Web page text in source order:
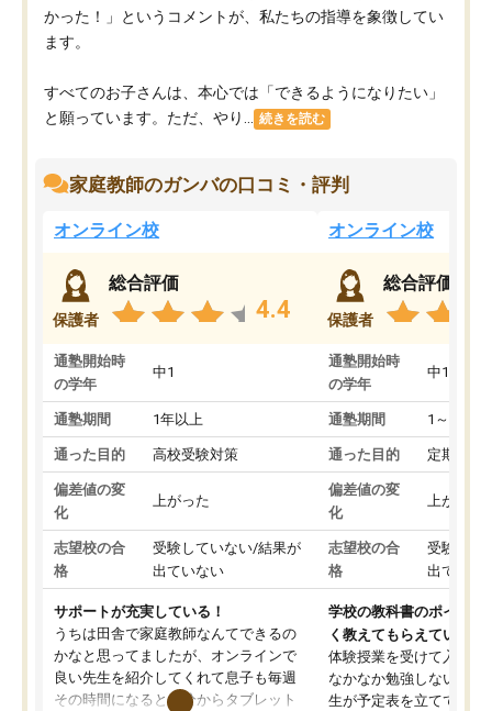
かった！」というコメントが、私たちの指導を象徴してい
ます。
すべてのお子さんは、本心では「できるようになりたい」
と願っています。ただ、やり...
続きを読む
家庭教師のガンバの口コミ・評判
オンライン校
保護者
総合評価
4.4
通塾開始時
の学年
中1
通塾期間 1年以上
通った目的 高校受験対策
偏差値の変
化
上がった
志望校の合
格
受験していない/結果が
出ていない
サポートが充実している！
うちは田舎で家庭教師なんてできるの
かなと思ってましたが、オンラインで
良い先生を紹介してくれて息子も毎週
その時間になると自分からタブレット
オンライン校
保護者
総合評価
通塾開始時
の学年
中1
通塾期間 1～3ヵ月
通った目的 定期テス
偏差値の変
化
上がった
志望校の合
格
受験して
出ていな
学校の教科書のポイント
く教えてもらえている
体験授業を受けて入塾し
なかなか勉強しない息子
生が予定表を立ててくれ